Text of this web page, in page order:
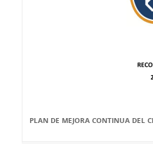
PLAN DE MEJORA CONTINUA DEL